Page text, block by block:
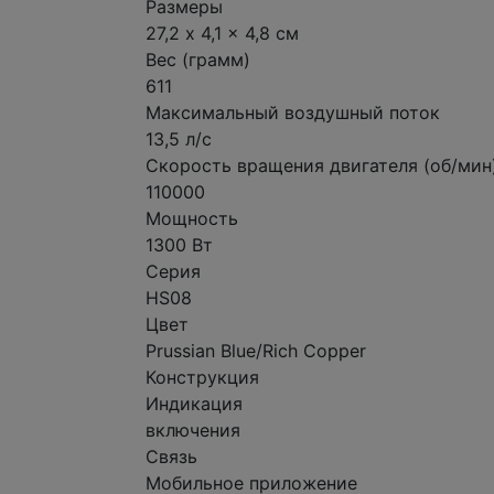
Размеры
27,2 x 4,1 x 4,8 см
Вес (грамм)
611
Максимальный воздушный поток
13,5 л/с
Скорость вращения двигателя (об/
110000
Мощность
1300 Вт
Серия
HS08
Цвет
Prussian Blue/Rich Copper
Конструкция
Индикация
включения
Связь
Мобильное приложение